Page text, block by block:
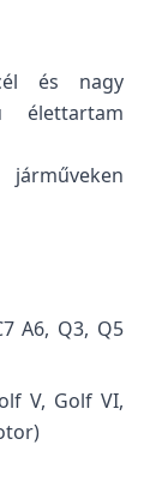
és nagy
élettartam
A6, Q3, Q5
V, Golf VI,